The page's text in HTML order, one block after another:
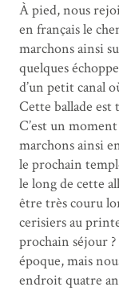
À pied, nous
en français le
marchons ainsi
quelques
d’un petit canal
Cette ballade
C’est un
marchons ainsi
le prochain
le long de cette
être très couru
cerisiers au
prochain séjour
époque, mais
endroit quatre